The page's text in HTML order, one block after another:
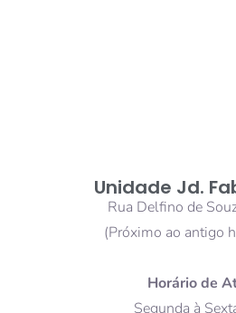
Unidade Jd.
Rua Delfino de
(Próximo ao antigo
Horário de
Segunda à